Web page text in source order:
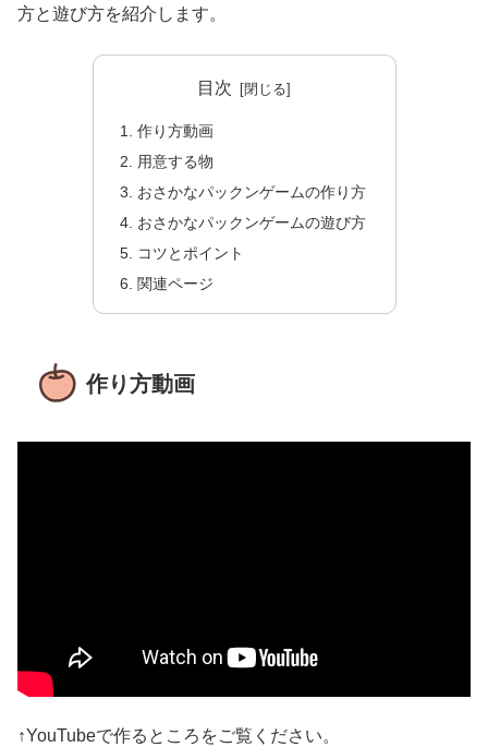
方と遊び方を紹介します。
目次
作り方動画
用意する物
おさかなパックンゲームの作り方
おさかなパックンゲームの遊び方
コツとポイント
関連ページ
作り方動画
↑YouTubeで作るところをご覧ください。